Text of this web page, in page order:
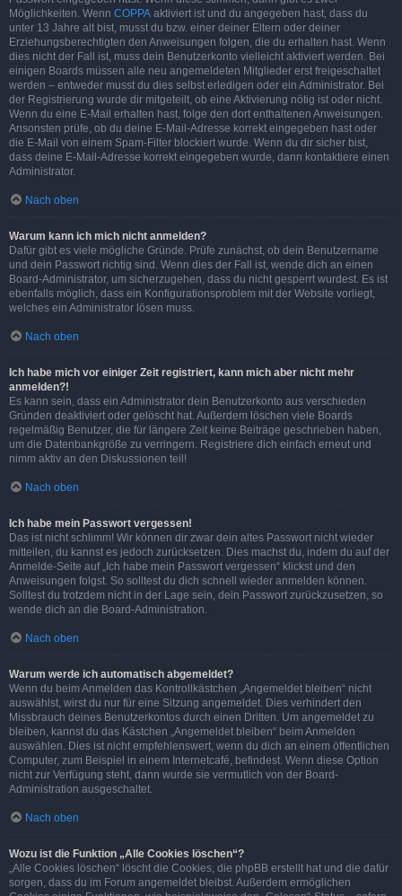
Möglichkeiten. Wenn COPPA aktiviert ist und du angegeben hast, dass du
unter 13 Jahre alt bist, musst du bzw. einer deiner Eltern oder deiner
Erziehungsberechtigten den Anweisungen folgen, die du erhalten hast. Wenn
dies nicht der Fall ist, muss dein Benutzerkonto vielleicht aktiviert werden. Bei
einigen Boards müssen alle neu angemeldeten Mitglieder erst freigeschaltet
werden – entweder musst du dies selbst erledigen oder ein Administrator. Bei
der Registrierung wurde dir mitgeteilt, ob eine Aktivierung nötig ist oder nicht.
Wenn du eine E-Mail erhalten hast, folge den dort enthaltenen Anweisungen.
Ansonsten prüfe, ob du deine E-Mail-Adresse korrekt eingegeben hast oder
die E-Mail von einem Spam-Filter blockiert wurde. Wenn du dir sicher bist,
dass deine E-Mail-Adresse korrekt eingegeben wurde, dann kontaktiere einen
Administrator.
Nach oben
Warum kann ich mich nicht anmelden?
Dafür gibt es viele mögliche Gründe. Prüfe zunächst, ob dein Benutzername
und dein Passwort richtig sind. Wenn dies der Fall ist, wende dich an einen
Board-Administrator, um sicherzugehen, dass du nicht gesperrt wurdest. Es ist
ebenfalls möglich, dass ein Konfigurationsproblem mit der Website vorliegt,
welches ein Administrator lösen muss.
Nach oben
Ich habe mich vor einiger Zeit registriert, kann mich aber nicht mehr
anmelden?!
Es kann sein, dass ein Administrator dein Benutzerkonto aus verschieden
Gründen deaktiviert oder gelöscht hat. Außerdem löschen viele Boards
regelmäßig Benutzer, die für längere Zeit keine Beiträge geschrieben haben,
um die Datenbankgröße zu verringern. Registriere dich einfach erneut und
nimm aktiv an den Diskussionen teil!
Nach oben
Ich habe mein Passwort vergessen!
Das ist nicht schlimm! Wir können dir zwar dein altes Passwort nicht wieder
mitteilen, du kannst es jedoch zurücksetzen. Dies machst du, indem du auf der
Anmelde-Seite auf „Ich habe mein Passwort vergessen“ klickst und den
Anweisungen folgst. So solltest du dich schnell wieder anmelden können.
Solltest du trotzdem nicht in der Lage sein, dein Passwort zurückzusetzen, so
wende dich an die Board-Administration.
Nach oben
Warum werde ich automatisch abgemeldet?
Wenn du beim Anmelden das Kontrollkästchen „Angemeldet bleiben“ nicht
auswählst, wirst du nur für eine Sitzung angemeldet. Dies verhindert den
Missbrauch deines Benutzerkontos durch einen Dritten. Um angemeldet zu
bleiben, kannst du das Kästchen „Angemeldet bleiben“ beim Anmelden
auswählen. Dies ist nicht empfehlenswert, wenn du dich an einem öffentlichen
Computer, zum Beispiel in einem Internetcafé, befindest. Wenn diese Option
nicht zur Verfügung steht, dann wurde sie vermutlich von der Board-
Administration ausgeschaltet.
Nach oben
Wozu ist die Funktion „Alle Cookies löschen“?
„Alle Cookies löschen“ löscht die Cookies, die phpBB erstellt hat und die dafür
sorgen, dass du im Forum angemeldet bleibst. Außerdem ermöglichen